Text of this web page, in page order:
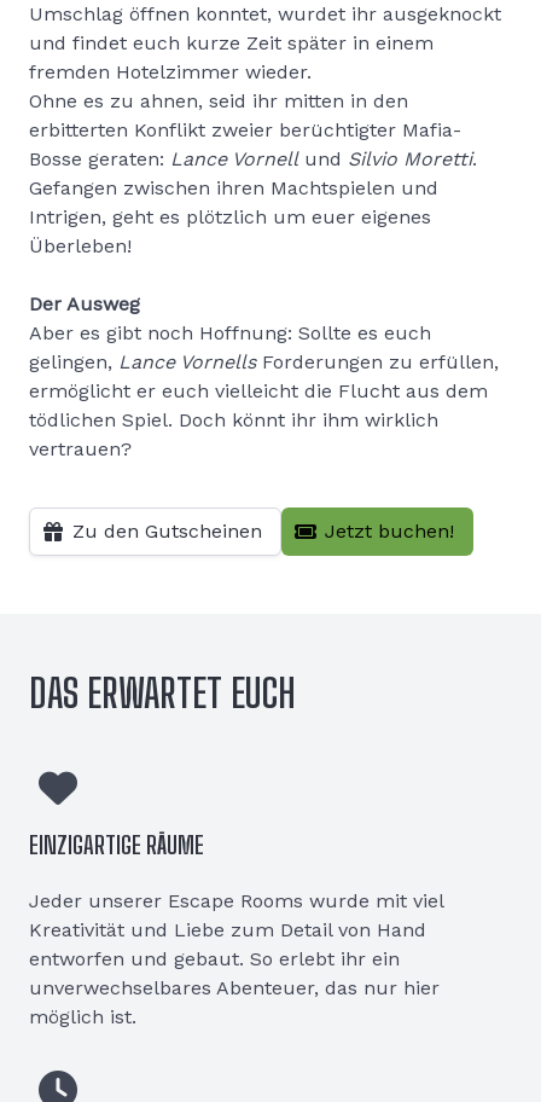
Umschlag öffnen konntet, wurdet ihr ausgeknockt
und findet euch kurze Zeit später in einem
fremden Hotelzimmer wieder.
Ohne es zu ahnen, seid ihr mitten in den
erbitterten Konflikt zweier berüchtigter Mafia-
Bosse geraten: Lance Vornellund Silvio Moretti.
Gefangen zwischen ihren Machtspielen und
Intrigen, geht es plötzlich um euer eigenes
Überleben!
Der Ausweg
Aber es gibt noch Hoffnung: Sollte es euch
gelingen, Lance VornellsForderungen zu erfüllen,
ermöglicht er euch vielleicht die Flucht aus dem
tödlichen Spiel. Doch könnt ihr ihm wirklich
vertrauen?
Zu den Gutscheinen Jetzt buchen!
DAS ERWARTET EUCH
EINZIGARTIGE RÄUME
Jeder unserer Escape Rooms wurde mit viel
Kreativität und Liebe zum Detail von Hand
entworfen und gebaut. So erlebt ihr ein
unverwechselbares Abenteuer, das nur hier
möglich ist.